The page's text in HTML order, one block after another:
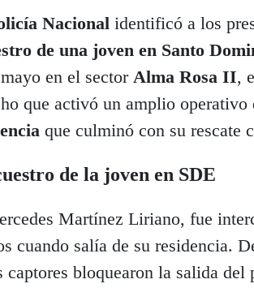
Nacional identificó a los
de una joven en Santo
en el sector Alma Rosa II,
que activó un amplio operativo
que culminó con su rescate
de la joven en SDE
Martínez Liriano, fue
cuando salía de su residencia.
bloquearon la salida del